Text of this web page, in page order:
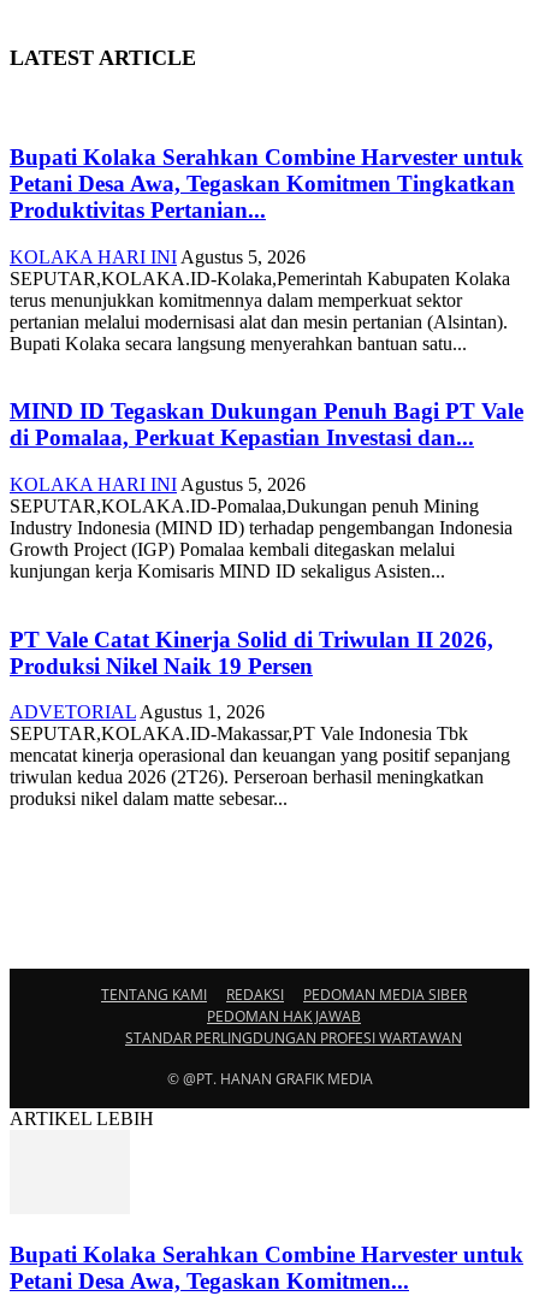
LATEST ARTICLE
Bupati Kolaka Serahkan Combine Harvester untuk
Petani Desa Awa, Tegaskan Komitmen Tingkatkan
Produktivitas Pertanian...
KOLAKA HARI INI Agustus 5, 2026
SEPUTAR,KOLAKA.ID-Kolaka,Pemerintah Kabupaten Kolaka
terus menunjukkan komitmennya dalam memperkuat sektor
pertanian melalui modernisasi alat dan mesin pertanian (Alsintan).
Bupati Kolaka secara langsung menyerahkan bantuan satu...
MIND ID Tegaskan Dukungan Penuh Bagi PT Vale
di Pomalaa, Perkuat Kepastian Investasi dan...
KOLAKA HARI INI Agustus 5, 2026
SEPUTAR,KOLAKA.ID-Pomalaa,Dukungan penuh Mining
Industry Indonesia (MIND ID) terhadap pengembangan Indonesia
Growth Project (IGP) Pomalaa kembali ditegaskan melalui
kunjungan kerja Komisaris MIND ID sekaligus Asisten...
PT Vale Catat Kinerja Solid di Triwulan II 2026,
Produksi Nikel Naik 19 Persen
ADVETORIALAgustus 1, 2026
SEPUTAR,KOLAKA.ID-Makassar,PT Vale Indonesia Tbk
mencatat kinerja operasional dan keuangan yang positif sepanjang
triwulan kedua 2026 (2T26). Perseroan berhasil meningkatkan
produksi nikel dalam matte sebesar...
TENTANG KAMI REDAKSI
PEDOMAN MEDIA SIBER
PEDOMAN HAK JAWAB
STANDAR PERLINGDUNGAN PROFESI WARTAWAN
© @PT. HANAN GRAFIK MEDIA
ARTIKEL LEBIH
Bupati Kolaka Serahkan Combine Harvester untuk
Petani Desa Awa, Tegaskan Komitmen...